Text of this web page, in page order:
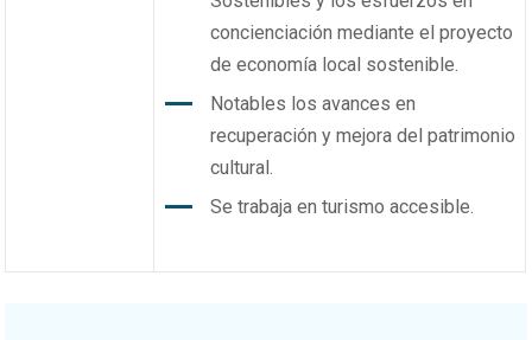
concienciación mediante el proyecto
de economía local sostenible.
Notables los avances en
recuperación y mejora del patrimonio
cultural.
Se trabaja en turismo accesible.